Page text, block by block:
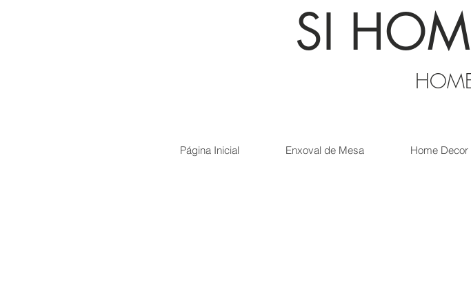
SI
Página Inicial Enxoval de Mesa Home Decor